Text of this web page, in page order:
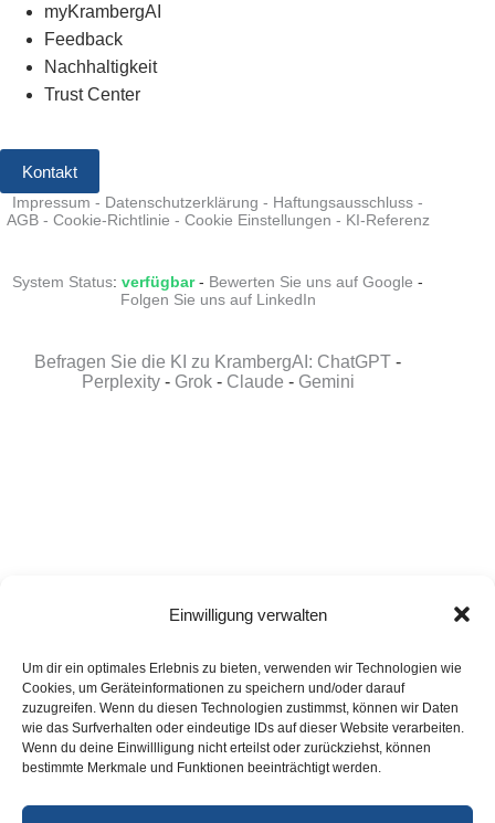
Einwilligung verwalten
Um dir ein optimales Erlebnis zu bieten, verwenden wir Technologien wie
Cookies, um Geräteinformationen zu speichern und/oder darauf
zuzugreifen. Wenn du diesen Technologien zustimmst, können wir Daten
wie das Surfverhalten oder eindeutige IDs auf dieser Website verarbeiten.
Wenn du deine Einwillligung nicht erteilst oder zurückziehst, können
bestimmte Merkmale und Funktionen beeinträchtigt werden.
myKrambergAI
Feedback
Nachhaltigkeit
Trust Center
Kontakt
Impressum - Datenschutzerklärung - Haftungsausschluss -
AGB- Cookie-Richtlinie - Cookie Einstellungen - KI-Referenz
System Status:verfügbar- Bewerten Sie uns auf Google -
Folgen Sie uns auf LinkedIn
Befragen Sie die KI zu KrambergAI: ChatGPT -
Perplexity- Grok- Claude - Gemini
KI-im-Mittelstand.org-KI-im-Handwerk.org
DigitalisierungimMittelstand.com-DigitalisierungimHandwerk.com
KI-Mitarbeiter.org-KI-Telefonie.org-KI-Compliance.org
KI-Strategieberatung.org
-
KI-Ratgeber.org
AITechlabs.de-AITechworks.de